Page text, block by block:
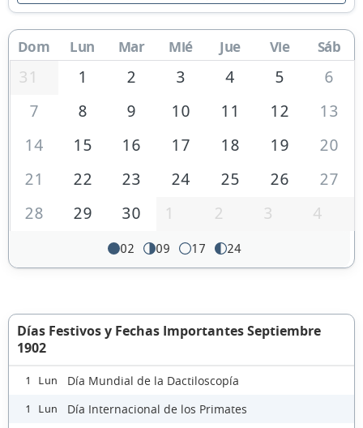
Dom Lun Mar Mié Jue Vie Sáb
31 1 2 3 4 5
6
7
8 9 10 11 12
13
14
15 16 17 18 19
20
21
22 23 24 25 26
27
28
29 30 1 2 3 4
02 09 17 24
Días Festivos y Fechas Importantes Septiembre
1902
1 Lun Día Mundial de la Dactiloscopía
1 Lun Día Internacional de los Primates